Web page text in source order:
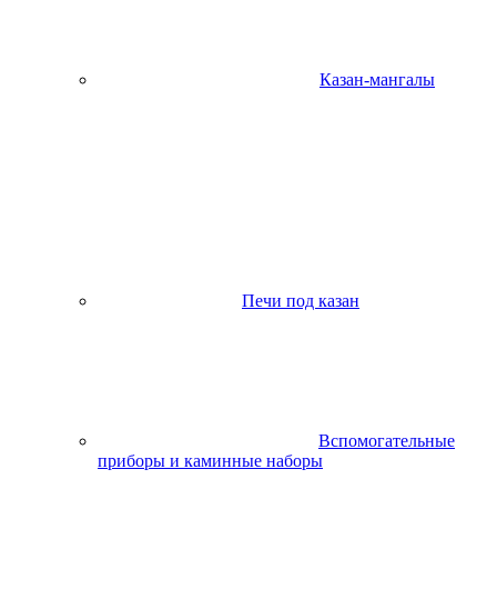
Казан-мангалы
Печи под казан
Вспомогательные
приборы и каминные наборы